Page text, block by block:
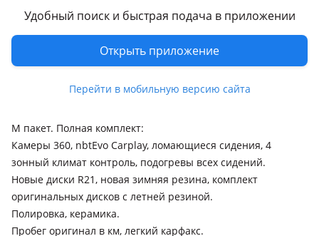
Удобный поиск и быстрая подача в приложении
Открыть приложение
Перейти в мобильную версию сайта
Руль
Слева
Растаможен в Казахстане
Комментарий продавца
М пакет. Полная комплект:
Камеры 360, nbtEvo Carplay, ломающиеся сидения, 4
зонный климат контроль, подогревы всех сидений.
Новые диски R21, новая зимняя резина, комплект
оригинальных дисков с летней резиной.
Полировка, керамика.
Пробег оригинал в км, легкий карфакс.